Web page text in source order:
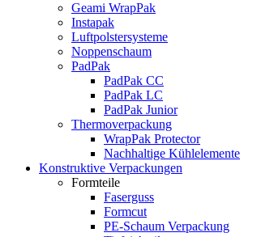
Geami WrapPak
Instapak
Luftpolstersysteme
Noppenschaum
PadPak
PadPak CC
PadPak LC
PadPak Junior
Thermoverpackung
WrapPak Protector
Nachhaltige Kühlelemente
Konstruktive Verpackungen
Formteile
Faserguss
Formcut
PE-Schaum Verpackung